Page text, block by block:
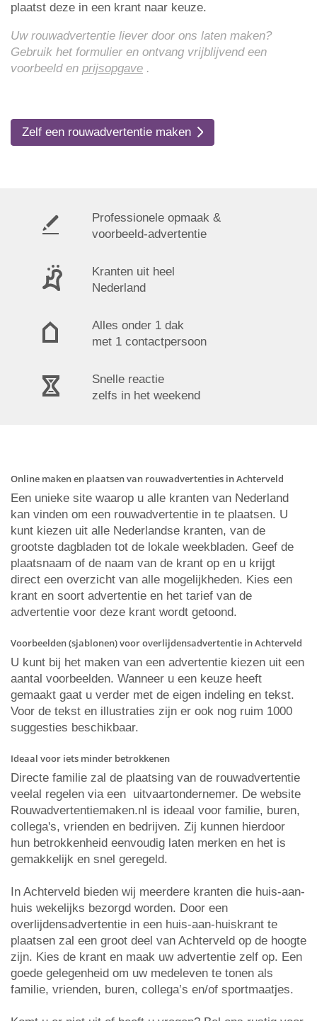
plaatst deze in een krant naar keuze.
Uw rouwadvertentie liever door ons laten maken?
Gebruik het formulier en ontvang vrijblijvend een
voorbeeld en prijsopgave .
Zelf een rouwadvertentie maken
Professionele opmaak &
voorbeeld-advertentie
Kranten uit heel
Nederland
Alles onder 1 dak
met 1 contactpersoon
Snelle reactie
zelfs in het weekend
Online maken en plaatsen van rouwadvertenties in Achterveld
Een unieke site waarop u alle kranten van Nederland
kan vinden om een rouwadvertentie in te plaatsen. U
kunt kiezen uit alle Nederlandse kranten, van de
grootste dagbladen tot de lokale weekbladen. Geef de
plaatsnaam of de naam van de krant op en u krijgt
direct een overzicht van alle mogelijkheden. Kies een
krant en soort advertentie en het tarief van de
advertentie voor deze krant wordt getoond.
Voorbeelden (sjablonen) voor overlijdensadvertentie in Achterveld
U kunt bij het maken van een advertentie kiezen uit een
aantal voorbeelden. Wanneer u een keuze heeft
gemaakt gaat u verder met de eigen indeling en tekst.
Voor de tekst en illustraties zijn er ook nog ruim 1000
suggesties beschikbaar.
Ideaal voor iets minder betrokkenen
Directe familie zal de plaatsing van de rouwadvertentie
veelal regelen via een uitvaartondernemer. De website
Rouwadvertentiemaken.nl is ideaal voor familie, buren,
collega's, vrienden en bedrijven. Zij kunnen hierdoor
hun betrokkenheid eenvoudig laten merken en het is
gemakkelijk en snel geregeld.
In Achterveld bieden wij meerdere kranten die huis-aan-
huis wekelijks bezorgd worden. Door een
overlijdensadvertentie in een huis-aan-huiskrant te
plaatsen zal een groot deel van Achterveld op de hoogte
zijn. Kies de krant en maak uw advertentie zelf op. Een
goede gelegenheid om uw medeleven te tonen als
familie, vrienden, buren, collega’s en/of sportmaatjes.